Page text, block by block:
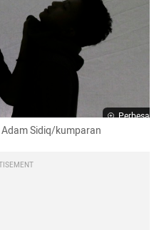
Perbesar
Sidiq/kumparan